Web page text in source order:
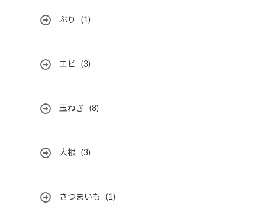
ぶり (1)
エビ (3)
玉ねぎ (8)
大根 (3)
さつまいも (1)